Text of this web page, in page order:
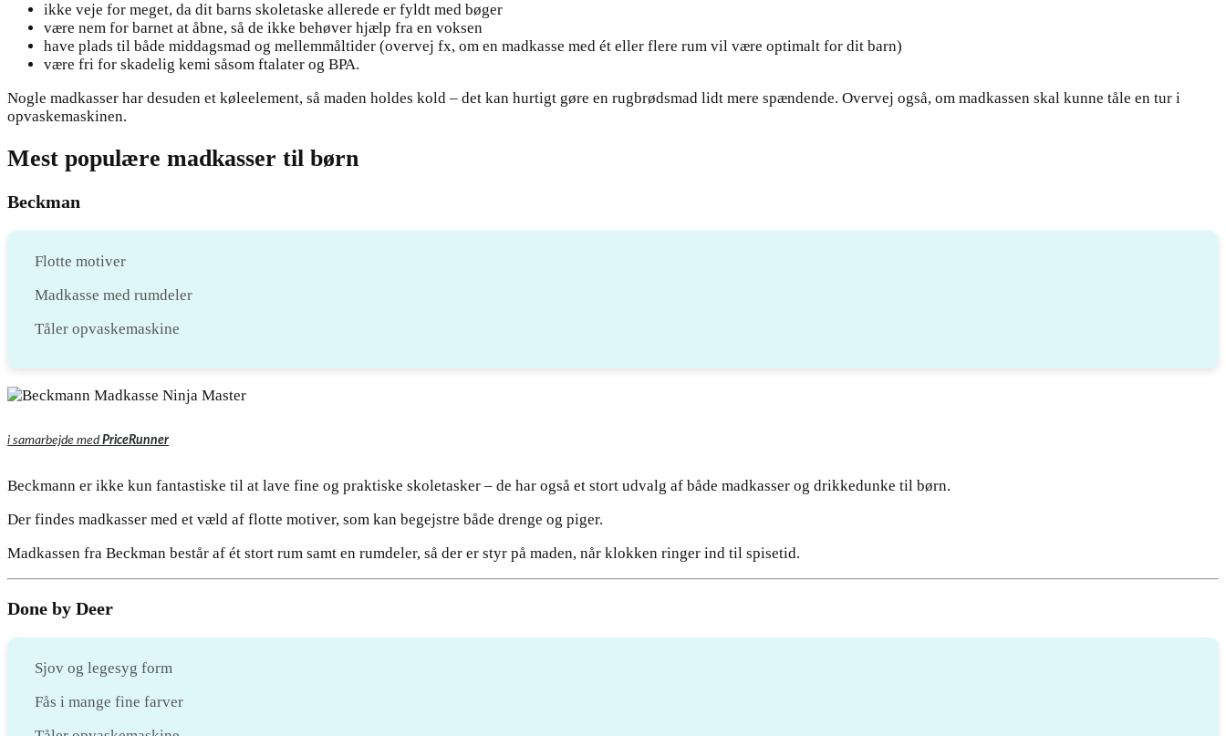
ikke veje for meget, da dit barns skoletaske allerede er fyldt med bøger
være nem for barnet at åbne, så de ikke behøver hjælp fra en voksen
have plads til både middagsmad og mellemmåltider (overvej fx, om en madkasse med ét eller flere rum vil være optimalt for dit barn)
være fri for skadelig kemi såsom ftalater og BPA.
Nogle madkasser har desuden et køleelement, så maden holdes kold – det kan hurtigt gøre en rugbrødsmad lidt mere spændende. Overvej også, om madkassen skal kunne tåle en tur i
opvaskemaskinen.
Mest populære madkasser til børn
Beckman
Flotte motiver
Madkasse med rumdeler
Tåler opvaskemaskine
i samarbejde med PriceRunner
Beckmann er ikke kun fantastiske til at lave fine og praktiske skoletasker – de har også et stort udvalg af både madkasser og drikkedunke til børn.
Der findes madkasser med et væld af flotte motiver, som kan begejstre både drenge og piger.
Madkassen fra Beckman består af ét stort rum samt en rumdeler, så der er styr på maden, når klokken ringer ind til spisetid.
Done by Deer
Sjov og legesyg form
Fås i mange fine farver